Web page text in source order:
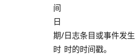
间
日
期/
时
日志条目或事件发生
时的时间戳。